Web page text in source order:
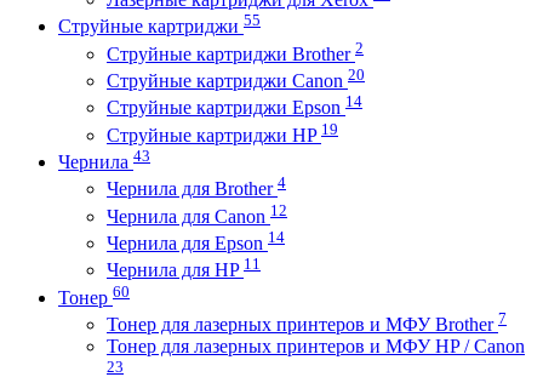
Струйные картриджи 55
Струйные картриджи Brother 2
Струйные картриджи Canon 20
Струйные картриджи Epson 14
Струйные картриджи HP 19
Чернила 43
Чернила для Brother 4
Чернила для Canon 12
Чернила для Epson 14
Чернила для HP 11
Тонер 60
Тонер для лазерных принтеров и МФУ Brother 7
Тонер для лазерных принтеров и МФУ HP / Canon
23